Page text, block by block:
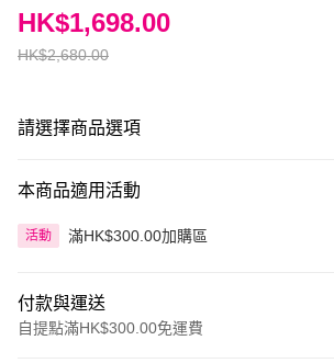
HK$2,680.00
HK$1,698.00
請選擇商品選項
本商品適用活動
活動 滿HK$300.00加購區
付款與運送
自提點滿HK$300.00免運費